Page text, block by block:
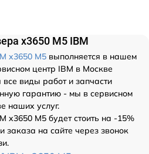
x3650 M5 IBM
x3650 M5 выполняется в нашем
центр IBM в Москве
виды работ и запчасти
гарантию - мы в сервисном
наших услуг.
x3650 M5 будет стоить на -15%
на сайте через звонок